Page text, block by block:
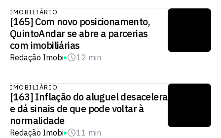
IMOBILIÁRIO
[165] Com novo posicionamento,
QuintoAndar se abre a parcerias
com imobiliárias
Redação Imobi 12 min
IMOBILIÁRIO
[163] Inflação do aluguel desacelera
e dá sinais de que pode voltar à
normalidade
Redação Imobi 11 min